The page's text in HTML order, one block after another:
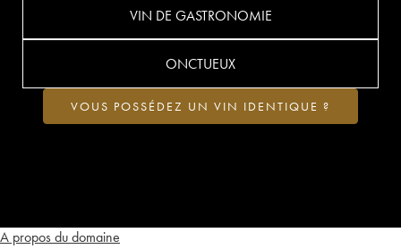
A propos du domaine
VIN DE GASTRONOMIE
ONCTUEUX
VOUS POSSÉDEZ UN VIN IDENTIQUE ?